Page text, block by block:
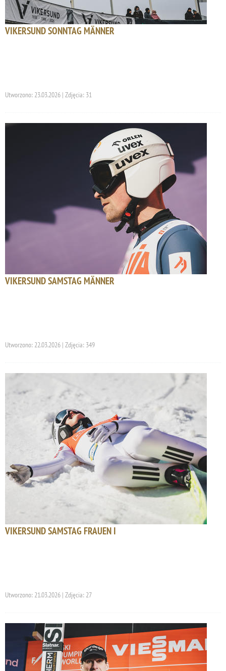
VIKERSUND SONNTAG MÄNNER
Utworzono: 23.03.2026 | Zdjęcia: 31
VIKERSUND SAMSTAG MÄNNER
Utworzono: 22.03.2026 | Zdjęcia: 349
VIKERSUND SAMSTAG FRAUEN I
Utworzono: 21.03.2026 | Zdjęcia: 27